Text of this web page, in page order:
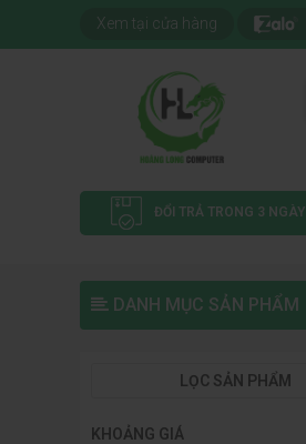
Xem tại cửa hàng
ĐỔI TRẢ TRONG 3 NGÀY
DANH MỤC SẢN PHẨM
LỌC SẢN PHẨM
KHOẢNG GIÁ